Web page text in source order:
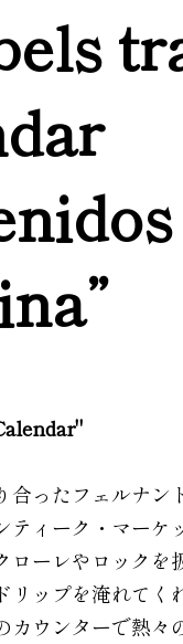
合ったフェルナン
ィーク・マーケ
ローレやロックを
リップを淹れてく
カウンターで熱々